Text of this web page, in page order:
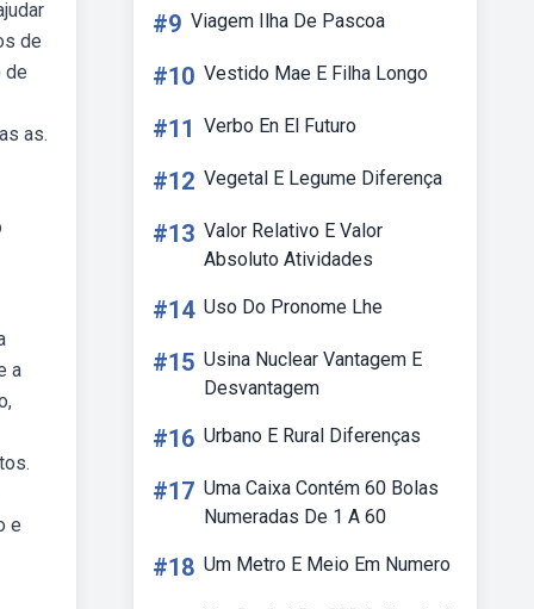
de
de
as.
a
e
#9 Viagem Ilha De Pascoa
#10 Vestido Mae E Filha Longo
#11 Verbo En El Futuro
#12 Vegetal E Legume Diferença
#13 Valor Relativo E Valor
Absoluto Atividades
#14 Uso Do Pronome Lhe
#15 Usina Nuclear Vantagem E
Desvantagem
#16 Urbano E Rural Diferenças
#17 Uma Caixa Contém 60 Bolas
Numeradas De 1 A 60
#18 Um Metro E Meio Em Numero